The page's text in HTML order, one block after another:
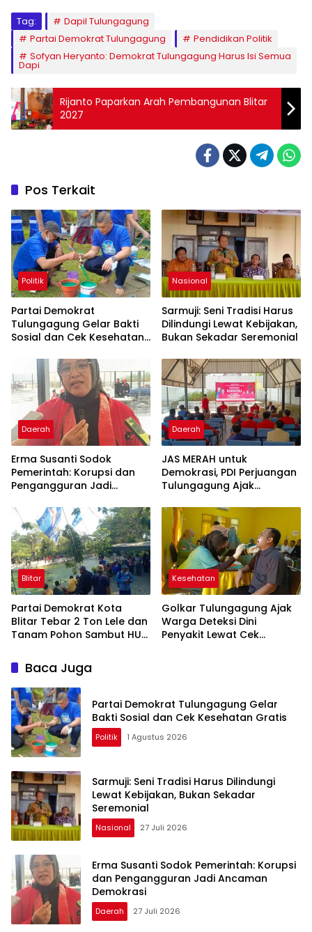
Tag:
Dapil Tulungagung
Partai Demokrat Tulungagung
Pendidikan Politik
Sofyan Heryanto: Demokrat Tulungagung Harus Isi Semua
Dapi
Rijanto Paparkan Arah Pembangunan Blitar
2027
Pos Terkait
Politik
Partai Demokrat
Tulungagung Gelar Bakti
Sosial dan Cek Kesehatan
Nasional
Sarmuji: Seni Tradisi Harus
Dilindungi Lewat Kebijakan,
Bukan Sekadar Seremonial
Daerah
Erma Susanti Sodok
Pemerintah: Korupsi dan
Pengangguran Jadi
Daerah
JAS MERAH untuk
Demokrasi, PDI Perjuangan
Tulungagung Ajak
Lupakan Kudatuli
Blitar
Partai Demokrat Kota
Blitar Tebar 2 Ton Lele dan
Tanam Pohon Sambut HUT
Kesehatan
Golkar Tulungagung Ajak
Warga Deteksi Dini
Penyakit Lewat Cek
Baca Juga
Partai Demokrat Tulungagung Gelar
Bakti Sosial dan Cek Kesehatan Gratis
Politik 1 Agustus 2026
Sarmuji: Seni Tradisi Harus Dilindungi
Lewat Kebijakan, Bukan Sekadar
Seremonial
Nasional 27 Juli 2026
Erma Susanti Sodok Pemerintah: Korupsi
dan Pengangguran Jadi Ancaman
Demokrasi
Daerah 27 Juli 2026